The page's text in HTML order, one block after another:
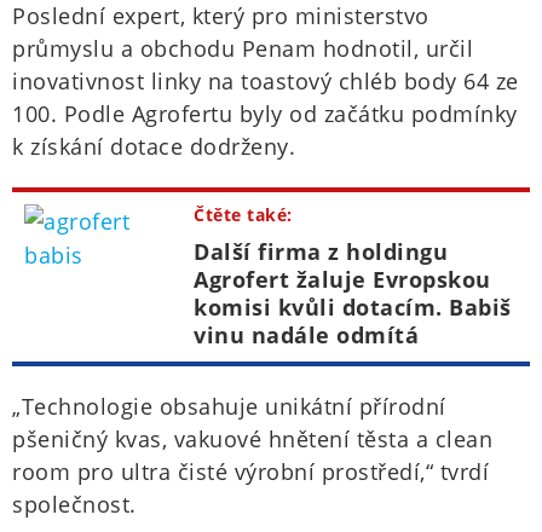
Poslední expert, který pro ministerstvo
průmyslu a obchodu Penam hodnotil, určil
inovativnost linky na toastový chléb body 64 ze
100. Podle Agrofertu byly od začátku podmínky
k získání dotace dodrženy.
Čtěte také:
Další firma z holdingu
Agrofert žaluje Evropskou
komisi kvůli dotacím. Babiš
vinu nadále odmítá
„Technologie obsahuje unikátní přírodní
pšeničný kvas, vakuové hnětení těsta a clean
room pro ultra čisté výrobní prostředí,“ tvrdí
společnost.